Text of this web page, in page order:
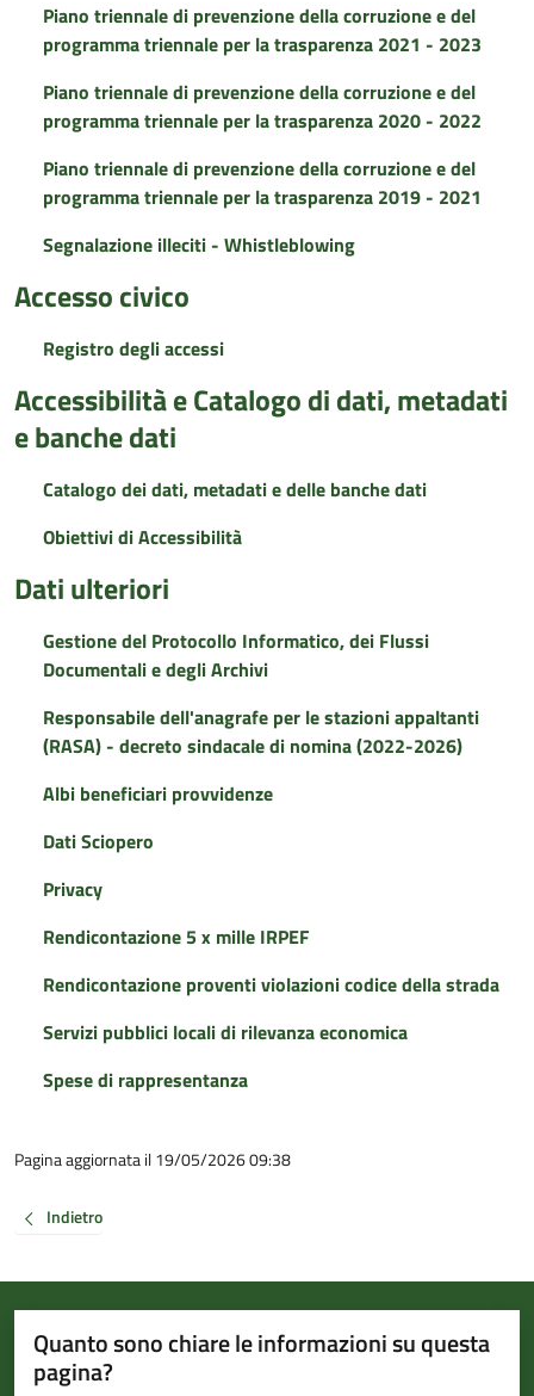
Piano triennale di prevenzione della corruzione e del
programma triennale per la trasparenza 2021 - 2023
Piano triennale di prevenzione della corruzione e del
programma triennale per la trasparenza 2020 - 2022
Piano triennale di prevenzione della corruzione e del
programma triennale per la trasparenza 2019 - 2021
Segnalazione illeciti - Whistleblowing
Accesso civico
Registro degli accessi
Accessibilità e Catalogo di dati, metadati
e banche dati
Catalogo dei dati, metadati e delle banche dati
Obiettivi di Accessibilità
Dati ulteriori
Gestione del Protocollo Informatico, dei Flussi
Documentali e degli Archivi
Responsabile dell'anagrafe per le stazioni appaltanti
(RASA) - decreto sindacale di nomina (2022-2026)
Albi beneficiari provvidenze
Dati Sciopero
Privacy
Rendicontazione 5 x mille IRPEF
Rendicontazione proventi violazioni codice della strada
Servizi pubblici locali di rilevanza economica
Spese di rappresentanza
Pagina aggiornata il 19/05/2026 09:38
Indietro
Quanto sono chiare le informazioni su questa
pagina?